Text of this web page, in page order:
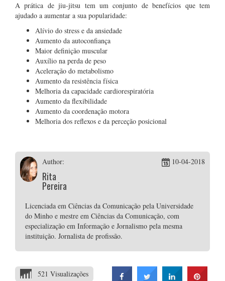
A prática de jiu-jitsu tem um conjunto de benefícios que tem
ajudado a aumentar a sua popularidade:
Alívio do stress e da ansiedade
Aumento da autoconfiança
Maior definição muscular
Auxílio na perda de peso
Aceleração do metabolismo
Aumento da resistência física
Melhoria da capacidade cardiorespiratória
Aumento da flexibilidade
Aumento da coordenação motora
Melhoria dos reflexos e da perceção posicional
Author:
Rita
Pereira
10-04-2018
Licenciada em Ciências da Comunicação pela Universidade
do Minho e mestre em Ciências da Comunicação, com
especialização em Informação e Jornalismo pela mesma
instituição. Jornalista de profissão.
521 Visualizações